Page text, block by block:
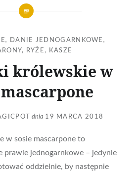
, DANIE JEDNOGARNKOWE ,
RYŻE, KASZE
królewskie w
dnia 19 MARCA 2018
w sosie mascarpone to
prawie jednogarnkowe – jedynie
oddzielnie, by następnie